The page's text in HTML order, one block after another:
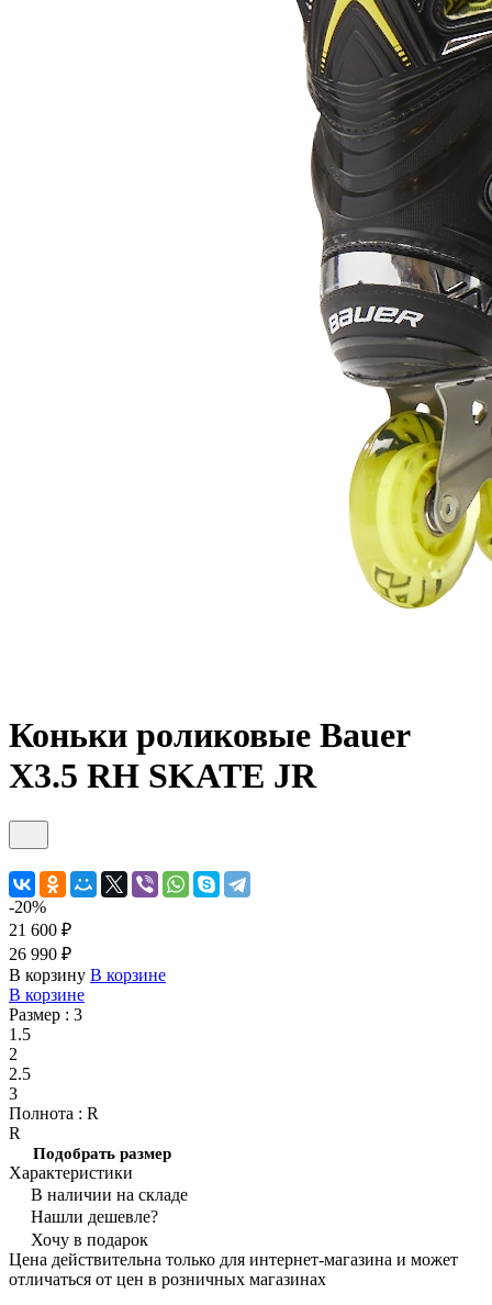
Коньки роликовые Bauer
X3.5 RH SKATE JR
-20%
21 600 ₽
26 990 ₽
В корзину В корзине
В корзине
Размер : 3
1.5
2
2.5
3
Полнота : R
R
Подобрать размер
Характеристики
В наличии на складе
Нашли дешевле?
Хочу в подарок
Цена действительна только для интернет-магазина и может
отличаться от цен в розничных магазинах